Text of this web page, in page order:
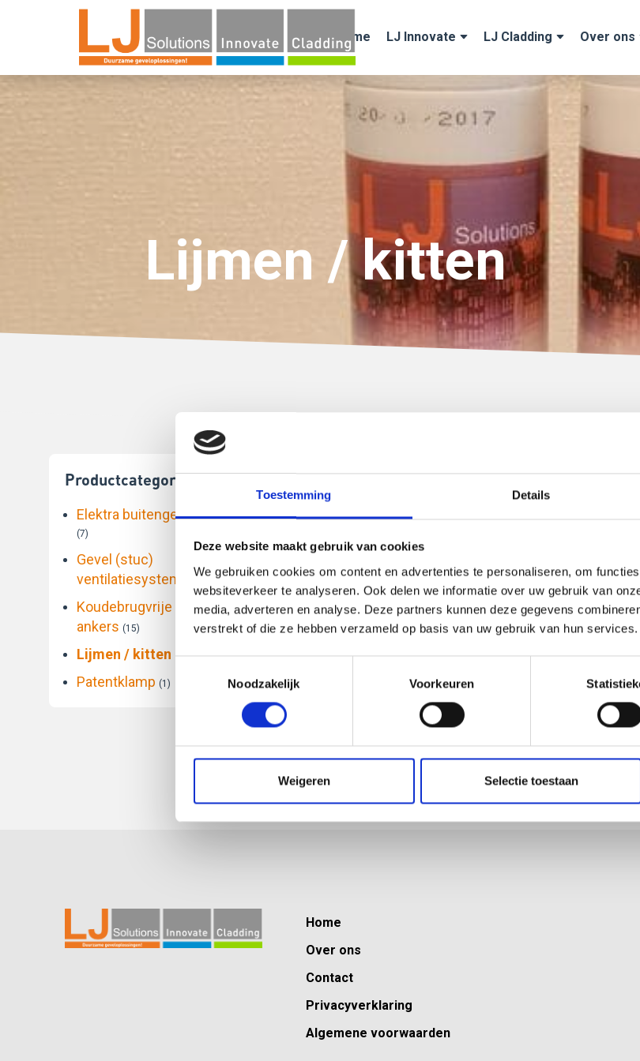
Toestemming Details
Deze website maakt gebruik van cookies
We gebruiken cookies om content en advertenties te personaliseren, om
websiteverkeer te analyseren. Ook delen we informatie over uw gebruik van
media, adverteren en analyse. Deze partners kunnen deze gegevens
verstrekt of die ze hebben verzameld op basis van uw gebruik van hun services.
Noodzakelijk
Voorkeuren
Weigeren Selectie toestaan
Home LJ Innovate LJ Cladding Over ons
Lijmen / kitten
Productcategorieën
Elektra buitengevelisolatie
(7)
Gevel (stuc)
ventilatiesystemen
Koudebrugvrije pluggen /
ankers (15)
Lijmen / kitten (3)
Patentklamp (1)
LJ Innovate Xtreme
Kit
LJ
Primer
Home
Over ons
Contact
Privacyverklaring
Algemene voorwaarden